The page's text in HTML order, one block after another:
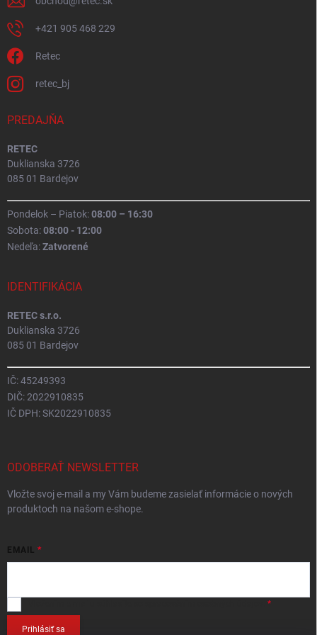
+421 905 468 229
Retec
retec_bj
PREDAJŇA
RETEC
Duklianska 3726
085 01 Bardejov
Pondelok – Piatok:08:00 – 16:30
Sobota:08:00 - 12:00
Nedeľa:Zatvorené
IDENTIFIKÁCIA
RETEC s.r.o.
Duklianska 3726
085 01 Bardejov
IČ: 45249393
DIČ: 2022910835
IČ DPH: SK2022910835
ODOBERAŤ NEWSLETTER
Vložte svoj e-mail a my Vám budeme zasielať informácie o nových
produktoch na našom e-shope.
EMAIL
Prihlásiť sa